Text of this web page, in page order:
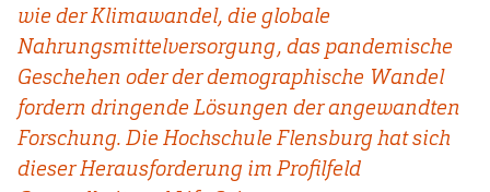
wie der Klimawandel, die globale
Nahrungsmittelversorgung, das pandemische
Geschehen oder der demographische Wandel
fordern dringende Lösungen der angewandten
Forschung. Die Hochschule Flensburg hat sich
dieser Herausforderung im Profilfeld